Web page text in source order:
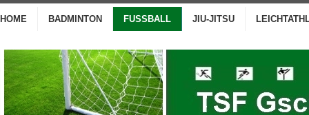
HOME BADMINTON FUSSBALL JIU-JITSU